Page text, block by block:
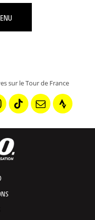
sur le Tour de France